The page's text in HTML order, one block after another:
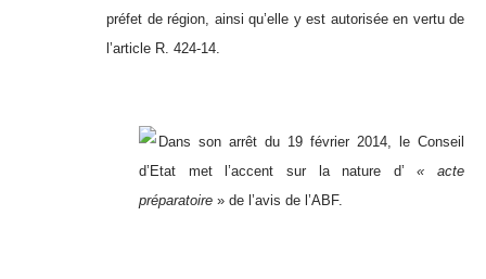
préfet de région, ainsi qu’elle y est autorisée en vertu de
l’article R. 424-14.
Dans son arrêt du 19 février 2014, le Conseil
d’Etat met l’accent sur la nature d’« acte
préparatoire » de l’avis de l’ABF.